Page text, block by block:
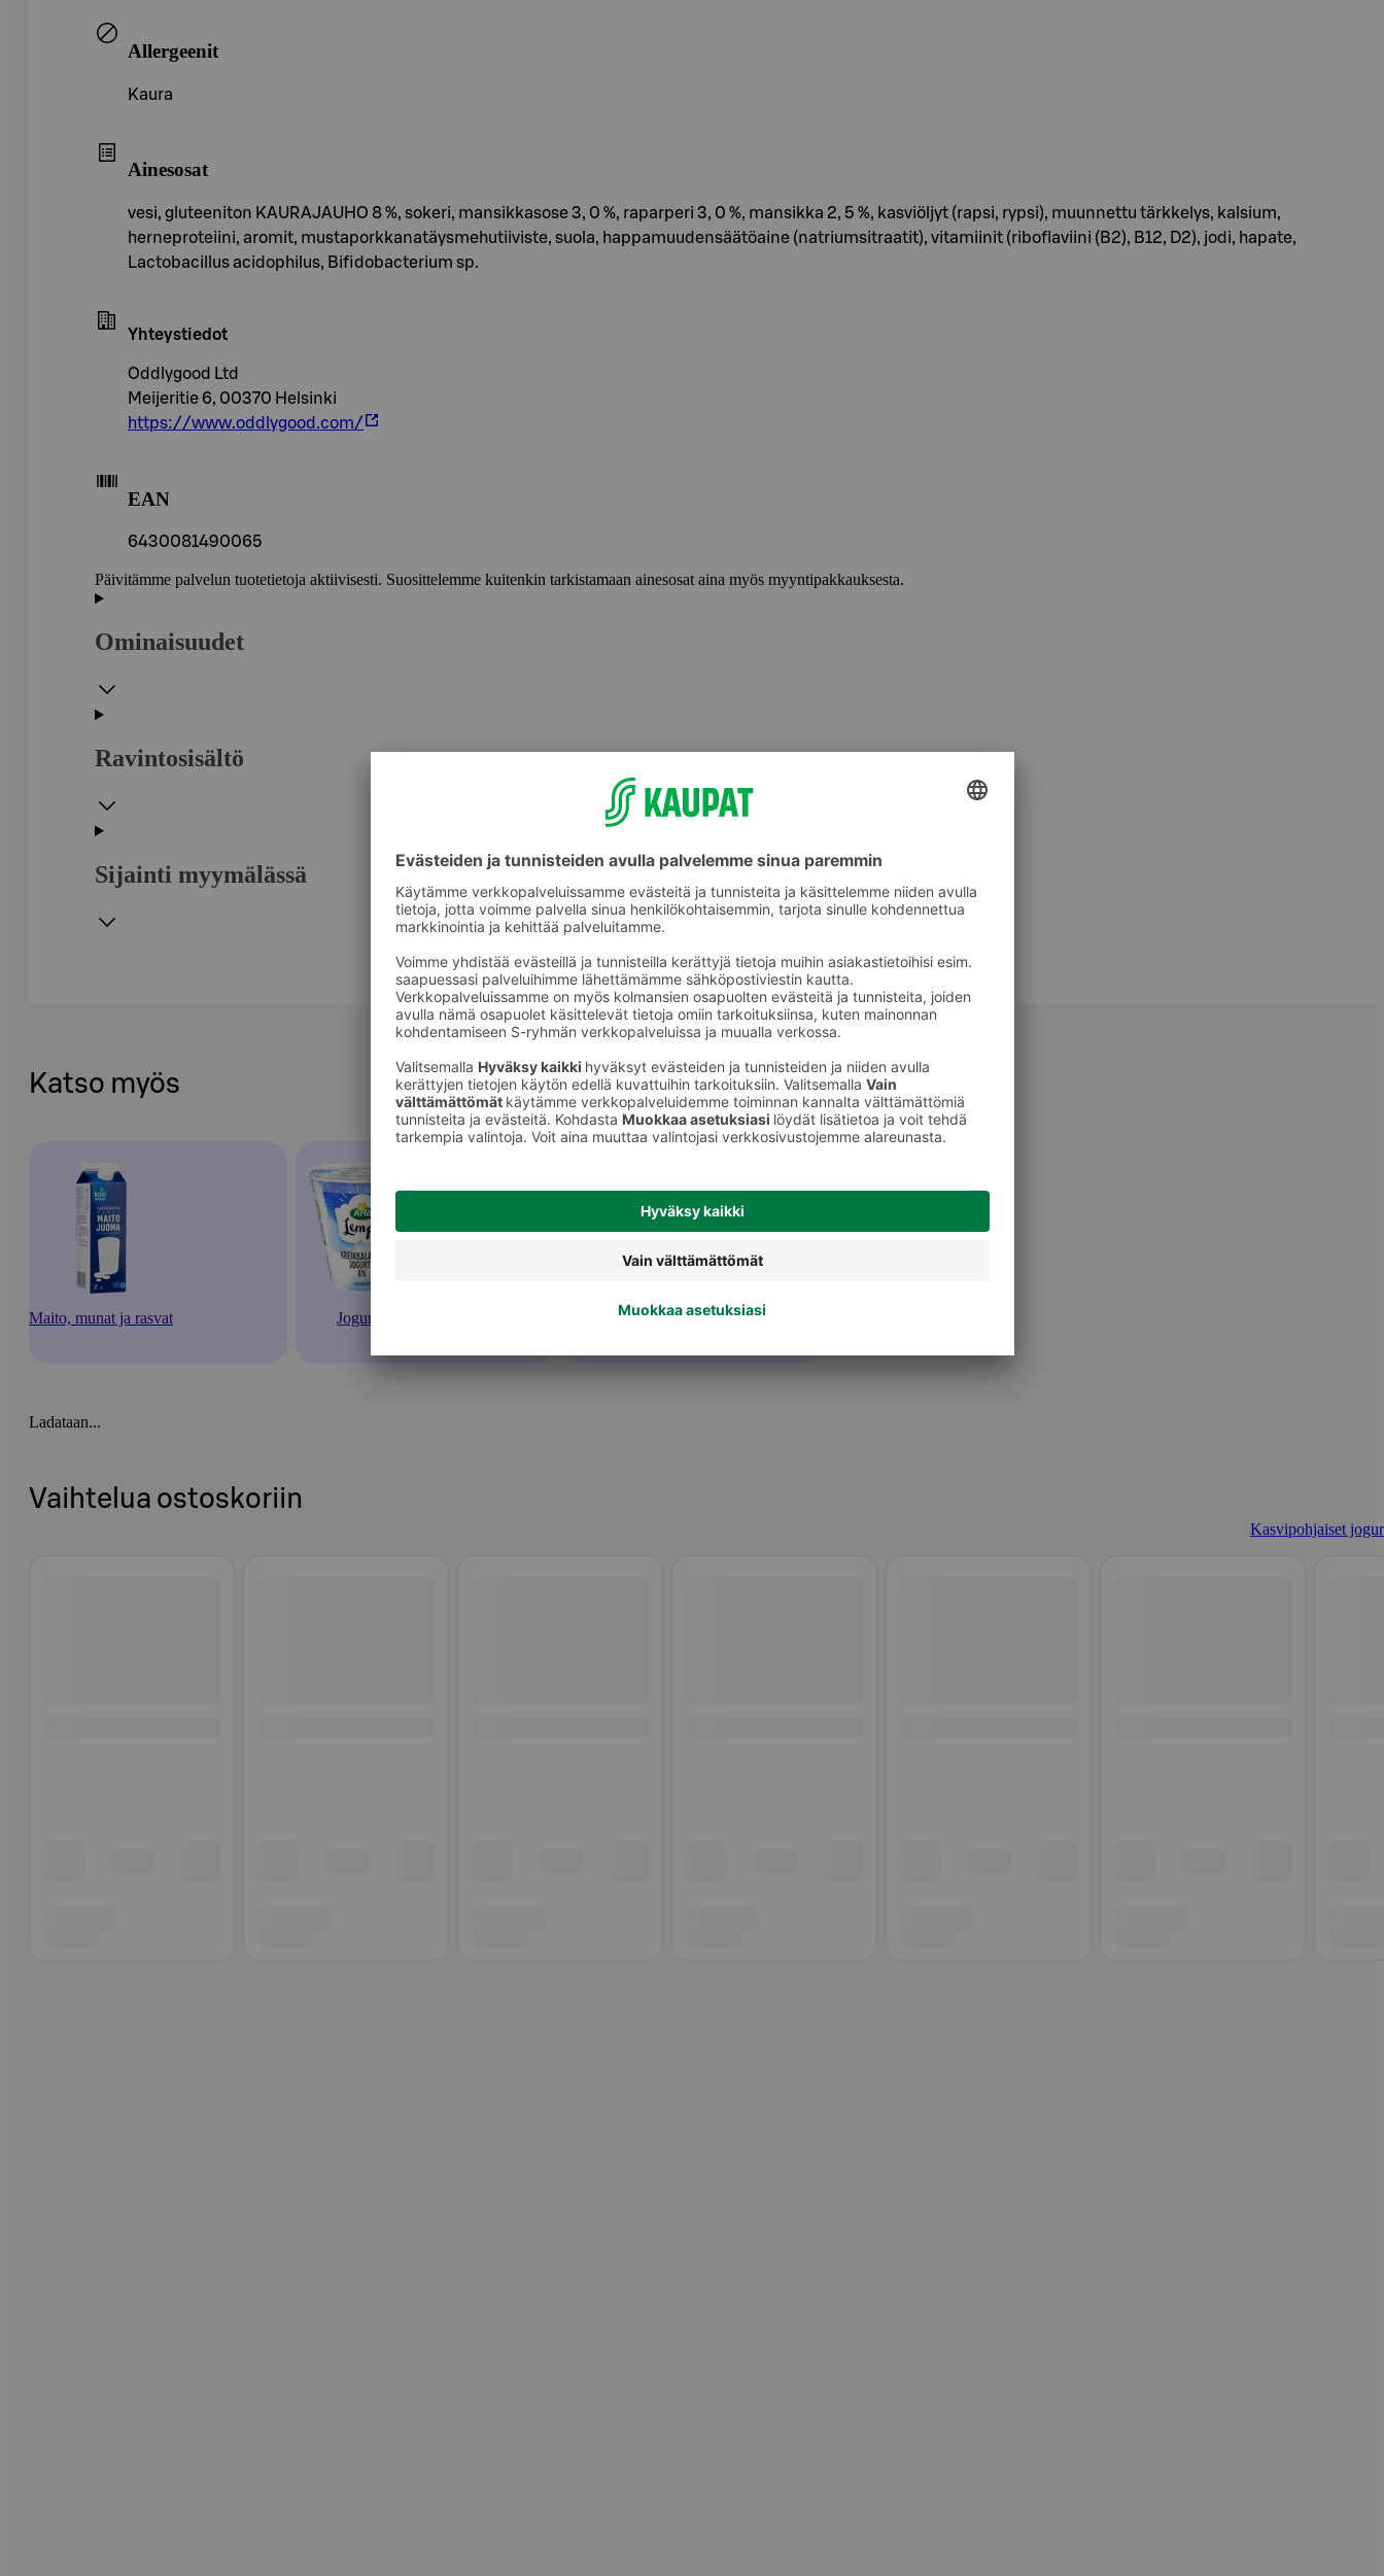
Allergeenit
Kaura
Ainesosat
vesi, gluteeniton KAURAJAUHO 8 %, sokeri, mansikkasose 3, 0 %, raparperi 3, 0 %, mansikka 2, 5 %, kasviöljyt (rapsi, rypsi), muunnettu tärkkelys, kalsium,
herneproteiini, aromit, mustaporkkanatäysmehutiiviste, suola, happamuudensäätöaine (natriumsitraatit), vitamiinit (riboflaviini (B2), B12, D2), jodi, hapate,
Lactobacillus acidophilus, Bifidobacterium sp.
Yhteystiedot
Oddlygood Ltd
Meijeritie 6, 00370 Helsinki
https://www.oddlygood.com/
EAN
6430081490065
Päivitämme palvelun tuotetietoja aktiivisesti. Suosittelemme kuitenkin tarkistamaan ainesosat aina myös myyntipakkauksesta.
Ominaisuudet
Ravintosisältö
Sijainti myymälässä
Katso myös
Maito, munat ja rasvat Jogurtit Kasvipohjaiset jogurtit
Ladataan...
Vaihtelua ostoskoriin
Kasvipohjaiset